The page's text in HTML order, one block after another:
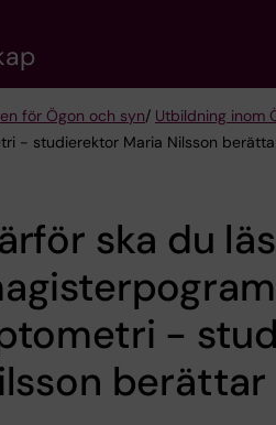
för Ögon och syn/ Utbildning inom
- studierektor Maria Nilsson
ska du
-
berättar